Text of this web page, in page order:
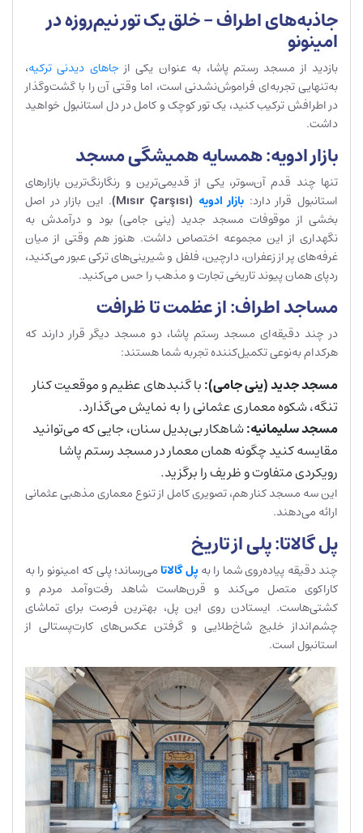
جاذبه‌های اطراف – خلق یک تور نیم‌روزه در
امینونو
بازدید از مسجد رستم پاشا، به عنوان یکی از جاهای دیدنی ترکیه،
به‌تنهایی تجربه‌ای فراموش‌نشدنی است، اما وقتی آن را با گشت‌وگذار
در اطرافش ترکیب کنید، یک تور کوچک و کامل در دل استانبول خواهید
داشت.
بازار ادویه: همسایه همیشگی مسجد
تنها چند قدم آن‌سوتر، یکی از قدیمی‌ترین و رنگارنگ‌ترین بازارهای
استانبول قرار دارد: بازار ادویه (Mısır
Çarşısı)
. این بازار در اصل
بخشی از موقوفات مسجد جدید (ینی جامی) بود و درآمدش به
نگهداری از این مجموعه اختصاص داشت. هنوز هم وقتی از میان
غرفه‌های پر از زعفران، دارچین، فلفل و شیرینی‌های ترکی عبور می‌کنید،
ردپای همان پیوند تاریخی تجارت و مذهب را حس می‌کنید.
مساجد اطراف: از عظمت تا ظرافت
در چند دقیقه‌ای مسجد رستم پاشا، دو مسجد دیگر قرار دارند که
هرکدام به‌نوعی تکمیل‌کننده تجربه شما هستند:
مسجد جدید (ینی جامی):با گنبدهای عظیم و موقعیت کنار
تنگه، شکوه معماری عثمانی را به نمایش می‌گذارد.
مسجد سلیمانیه:شاهکار بی‌بدیل سنان، جایی که می‌توانید
مقایسه کنید چگونه همان معمار در مسجد رستم پاشا
رویکردی متفاوت و ظریف را برگزید.
این سه مسجد کنار هم، تصویری کامل از تنوع معماری مذهبی عثمانی
ارائه می‌دهند.
پل گالاتا: پلی از تاریخ
چند دقیقه پیاده‌روی شما را به پل گالاتامی‌رساند؛ پلی که امینونو را به
کاراکوی متصل می‌کند و قرن‌هاست شاهد رفت‌وآمد مردم و
کشتی‌هاست. ایستادن روی این پل، بهترین فرصت برای تماشای
چشم‌انداز خلیج شاخ‌طلایی و گرفتن عکس‌های کارت‌پستالی از
استانبول است.